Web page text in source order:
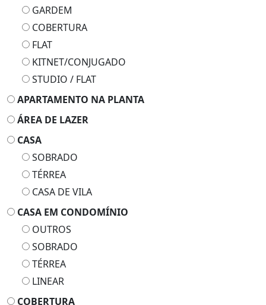
GARDEM
COBERTURA
FLAT
KITNET/CONJUGADO
STUDIO / FLAT
APARTAMENTO NA PLANTA
ÁREA DE LAZER
CASA
SOBRADO
TÉRREA
CASA DE VILA
CASA EM CONDOMÍNIO
OUTROS
SOBRADO
TÉRREA
LINEAR
COBERTURA